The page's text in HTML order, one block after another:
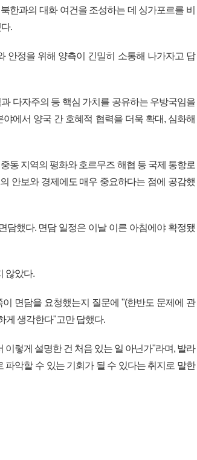
한과의 대화 여건을 조성하는 데 싱가포르를 비
.
안정을 위해 양측이 긴밀히 소통해 나가자고 답
다자주의 등 핵심 가치를 공유하는 우방국임을
에서 양국 간 호혜적 협력을 더욱 확대, 심화해
동 지역의 평화와 호르무즈 해협 등 국제 통항로
안보와 경제에도 매우 중요하다는 점에 공감했
담했다. 면담 일정은 이날 이른 아침에야 확정됐
않았다.
면담을 요청했는지 질문에 "(한반도 문제에 관
게 생각한다"고만 답했다.
이렇게 설명한 건 처음 있는 일 아닌가"라며, 발라
악할 수 있는 기회가 될 수 있다는 취지로 말한